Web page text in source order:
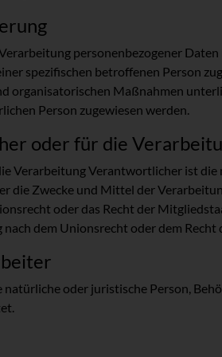
personenbezogener
spezifischen betroffenen Person
organisatorischen Maßnahmen
Person zugewiesen werden.
oder für die
Verarbeitung Verantwortlicher ist die
die Zwecke und Mittel der
oder das Recht der
dem Unionsrecht oder dem
oder juristische Person,